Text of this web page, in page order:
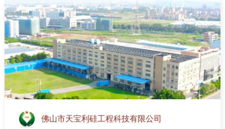
可应用于干法电极、固态电池、锂（钠）电池、动
力电池、储能电池及数码电池等，新能源电池智能
装备产品包括：锂（钠）电池正负极极片智能制造
一站式智能化生产线、GMK3.0系列锂（钠）电池
正负极浆料多级带托式双螺杆连续法自动生产
线、“红金龙”高速宽幅挤压式双折返涂布机、锂
（钠）电池正负极浆料高速动力混合分散式自动生
佛山市天宝利硅工程科技有限公司